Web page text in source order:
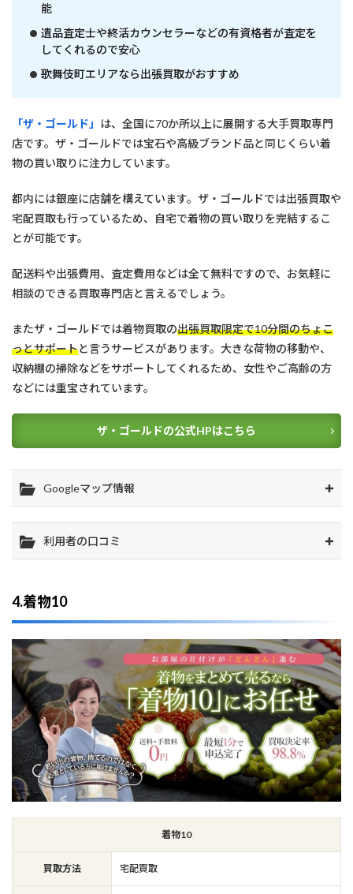
能
遺品査定士や終活カウンセラーなどの有資格者が査定を
してくれるので安心
歌舞伎町エリアなら出張買取がおすすめ
「ザ・ゴールド」 は、全国に70か所以上に展開する大手買取専門
店です。ザ・ゴールドでは宝石や高級ブランド品と同じくらい着
物の買い取りに注力しています。
都内には銀座に店舗を構えています。ザ・ゴールドでは出張買取や
宅配買取も行っているため、自宅で着物の買い取りを完結するこ
とが可能です。
配送料や出張費用、査定費用などは全て無料ですので、お気軽に
相談のできる買取専門店と言えるでしょう。
またザ・ゴールドでは着物買取の出張買取限定で10分間のちょこ
っとサポートと言うサービスがあります。大きな荷物の移動や、
収納棚の掃除などをサポートしてくれるため、女性やご高齢の方
などには重宝されています。
ザ・ゴールドの公式HPはこちら
Googleマップ情報
利用者の口コミ
4.着物10
着物10
買取方法 宅配買取